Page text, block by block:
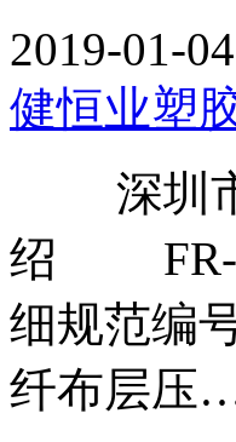
2019-01-04
健恒业塑
深圳市
绍 FR-1
细规范编
纤布层压